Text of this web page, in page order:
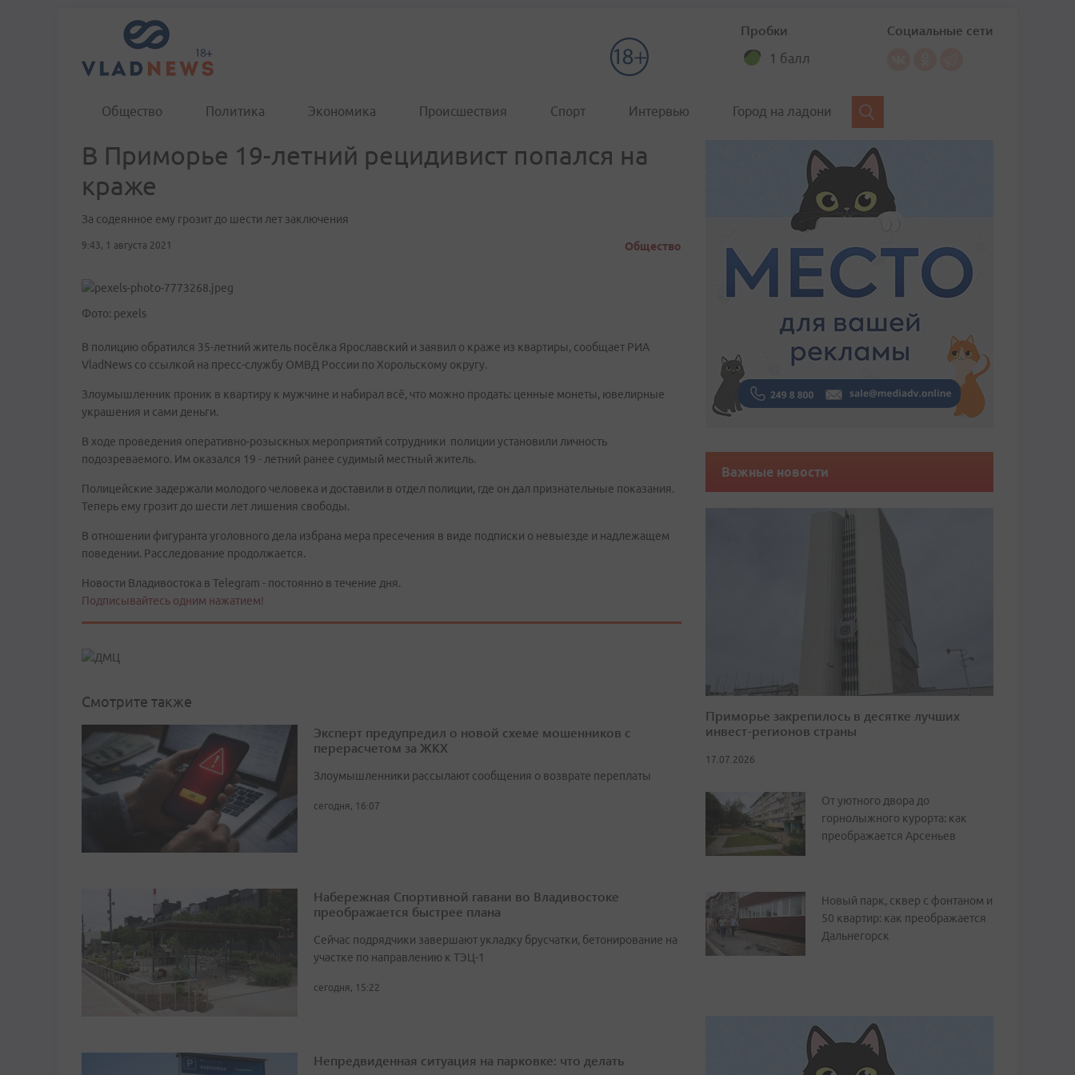
Пробки
1 балл
Социальные сети
Общество Политика Экономика Происшествия Спорт Интервью Город на ладони
В Приморье 19-летний рецидивист попался на
краже
За содеянное ему грозит до шести лет заключения
9:43, 1 августа 2021 Общество
Фото: pexels
В полицию обратился 35-летний житель посёлка Ярославский и заявил о краже из квартиры, сообщает РИА
VladNews со ссылкой на пресс-службу ОМВД России по Хорольскому округу.
Злоумышленник проник в квартиру к мужчине и набирал всё, что можно продать: ценные монеты, ювелирные
украшения и сами деньги.
В ходе проведения оперативно-розыскных мероприятий сотрудники полиции установили личность
подозреваемого. Им оказался 19 - летний ранее судимый местный житель.
Полицейские задержали молодого человека и доставили в отдел полиции, где он дал признательные показания.
Теперь ему грозит до шести лет лишения свободы.
В отношении фигуранта уголовного дела избрана мера пресечения в виде подписки о невыезде и надлежащем
поведении. Расследование продолжается.
Новости Владивостока в Telegram - постоянно в течение дня.
Подписывайтесь одним нажатием!
Смотрите также
Эксперт предупредил о новой схеме мошенников с
перерасчетом за ЖКХ
Злоумышленники рассылают сообщения о возврате переплаты
сегодня, 16:07
Набережная Спортивной гавани во Владивостоке
преображается быстрее плана
Сейчас подрядчики завершают укладку брусчатки, бетонирование на
участке по направлению к ТЭЦ-1
сегодня, 15:22
Непредвиденная ситуация на парковке: что делать
Важные новости
Приморье закрепилось в десятке лучших
инвест-регионов страны
17.07.2026
От уютного двора до
горнолыжного курорта: как
преображается Арсеньев
Новый парк, сквер с фонтаном и
50 квартир: как преображается
Дальнегорск